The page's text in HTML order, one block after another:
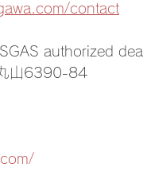
contact
authorized
山6390-84